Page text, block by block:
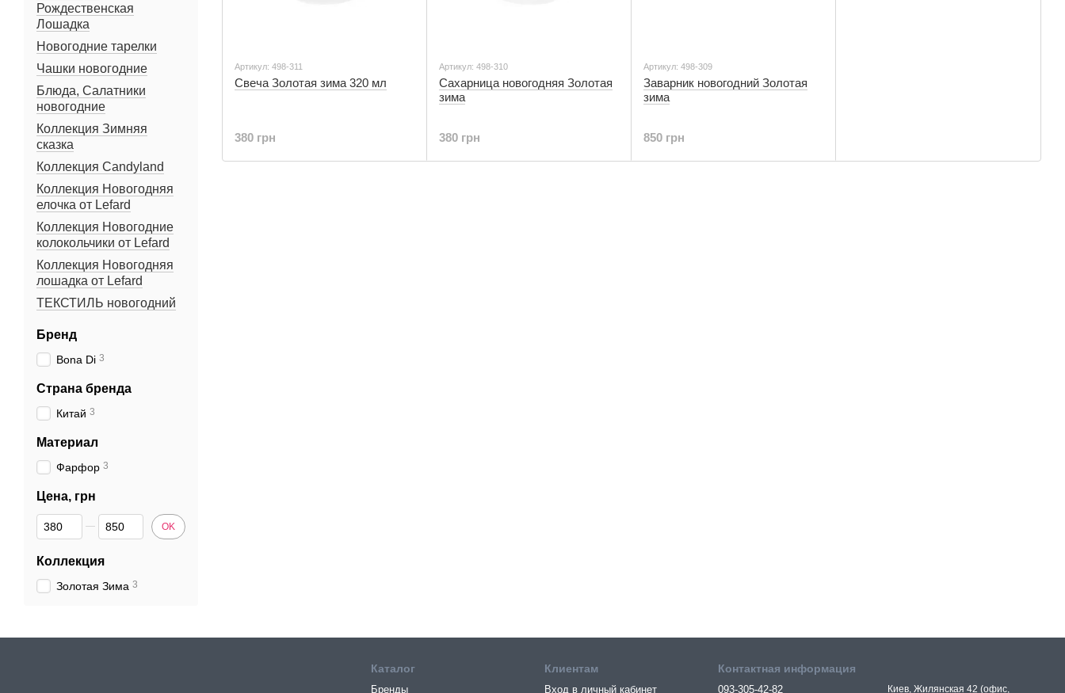
Артикул: 498-311
Свеча Золотая зима 320 мл
380 грн
Артикул: 498-310
Сахарница новогодняя Золотая
зима
380 грн
Артикул: 498-309
Заварник новогодний Золотая
зима
850 грн
Рождественская
Лошадка
Новогодние тарелки
Чашки новогодние
Блюда, Салатники
новогодние
Коллекция Зимняя
сказка
Коллекция Candyland
Коллекция Новогодняя
елочка от Lefard
Коллекция Новогодние
колокольчики от Lefard
Коллекция Новогодняя
лошадка от Lefard
ТЕКСТИЛЬ новогодний
Бренд
Bona Di 3
Страна бренда
Китай 3
Материал
Фарфор 3
Цена, грн
От Цена, грн
До Цена, грн OK
Коллекция
Золотая Зима 3
Каталог
Бренды
Клиентам
Вход в личный кабинет
Контактная информация
093-305-42-82 Киев, Жилянская 42 (офис,